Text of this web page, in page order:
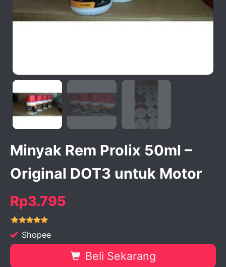
Minyak Rem Prolix 50ml –
Original DOT3 untuk Motor
Rp3.795
Shopee
Beli Sekarang